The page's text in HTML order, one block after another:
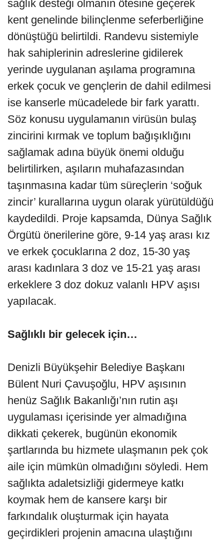
sağlık desteği olmanın ötesine geçerek
kent genelinde bilinçlenme seferberliğine
dönüştüğü belirtildi. Randevu sistemiyle
hak sahiplerinin adreslerine gidilerek
yerinde uygulanan aşılama programına
erkek çocuk ve gençlerin de dahil edilmesi
ise kanserle mücadelede bir fark yarattı.
Söz konusu uygulamanın virüsün bulaş
zincirini kırmak ve toplum bağışıklığını
sağlamak adına büyük önemi olduğu
belirtilirken, aşıların muhafazasından
taşınmasına kadar tüm süreçlerin ‘soğuk
zincir’ kurallarına uygun olarak yürütüldüğü
kaydedildi. Proje kapsamda, Dünya Sağlık
Örgütü önerilerine göre, 9-14 yaş arası kız
ve erkek çocuklarına 2 doz, 15-30 yaş
arası kadınlara 3 doz ve 15-21 yaş arası
erkeklere 3 doz dokuz valanlı HPV aşısı
yapılacak.
Sağlıklı bir gelecek için…
Denizli Büyükşehir Belediye Başkanı
Bülent Nuri Çavuşoğlu, HPV aşısının
henüz Sağlık Bakanlığı’nın rutin aşı
uygulaması içerisinde yer almadığına
dikkati çekerek, bugünün ekonomik
şartlarında bu hizmete ulaşmanın pek çok
aile için mümkün olmadığını söyledi. Hem
sağlıkta adaletsizliği gidermeye katkı
koymak hem de kansere karşı bir
farkındalık oluşturmak için hayata
geçirdikleri projenin amacına ulaştığını